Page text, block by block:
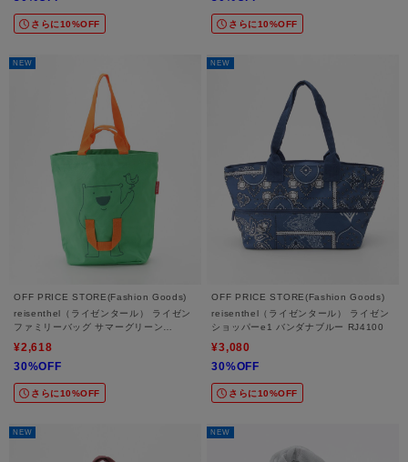
さらに10%OFF さらに10%OFF
NEW
OFF PRICE STORE(Fashion Goods)
reisenthel（ライゼンタール） ライゼン
ファミリーバッグ サマーグリーン
¥2,618
30%OFF
さらに10%OFF
NEW
OFF PRICE STORE(Fashion Goods)
reisenthel（ライゼンタール） ライゼン
ショッパーe1 バンダナブルー RJ4100
¥3,080
30%OFF
さらに10%OFF
NEW NEW